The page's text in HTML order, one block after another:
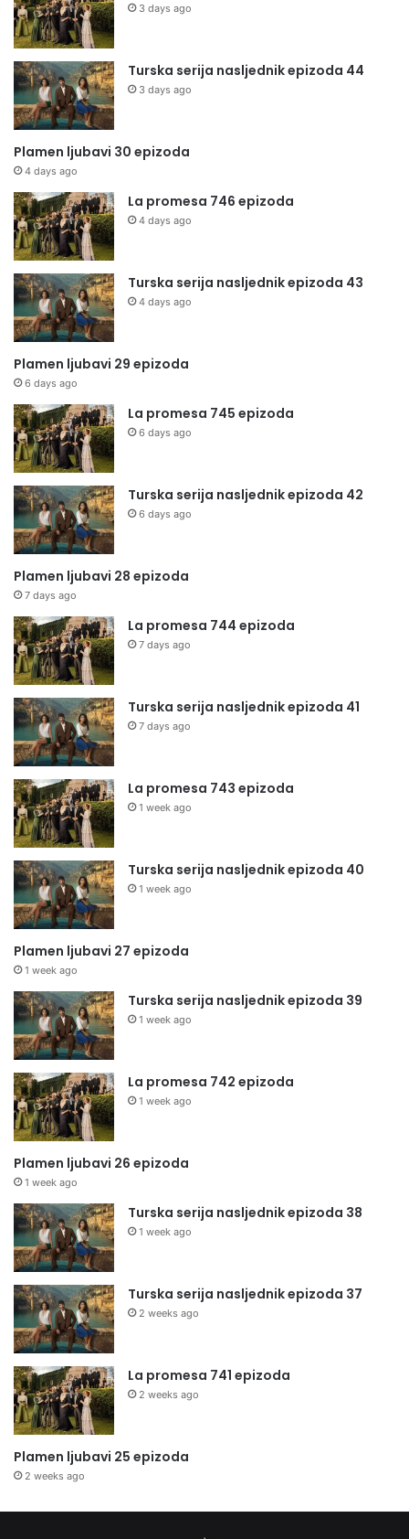
3 days ago
Turska serija nasljednik epizoda 44
3 days ago
Plamen ljubavi 30 epizoda
4 days ago
La promesa 746 epizoda
4 days ago
Turska serija nasljednik epizoda 43
4 days ago
Plamen ljubavi 29 epizoda
6 days ago
La promesa 745 epizoda
6 days ago
Turska serija nasljednik epizoda 42
6 days ago
Plamen ljubavi 28 epizoda
7 days ago
La promesa 744 epizoda
7 days ago
Turska serija nasljednik epizoda 41
7 days ago
La promesa 743 epizoda
1 week ago
Turska serija nasljednik epizoda 40
1 week ago
Plamen ljubavi 27 epizoda
1 week ago
Turska serija nasljednik epizoda 39
1 week ago
La promesa 742 epizoda
1 week ago
Plamen ljubavi 26 epizoda
1 week ago
Turska serija nasljednik epizoda 38
1 week ago
Turska serija nasljednik epizoda 37
2 weeks ago
La promesa 741 epizoda
2 weeks ago
Plamen ljubavi 25 epizoda
2 weeks ago